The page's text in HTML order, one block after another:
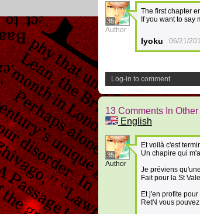
35
Author
The first chapter
If you want to say
Iyoku 06/21/
Log-in to comment
13 Comments In
English
35
Author
Et voilà c'est
Un chapire qui
Je préviens
Fait pour la St
Et j'en profite
RetN vous